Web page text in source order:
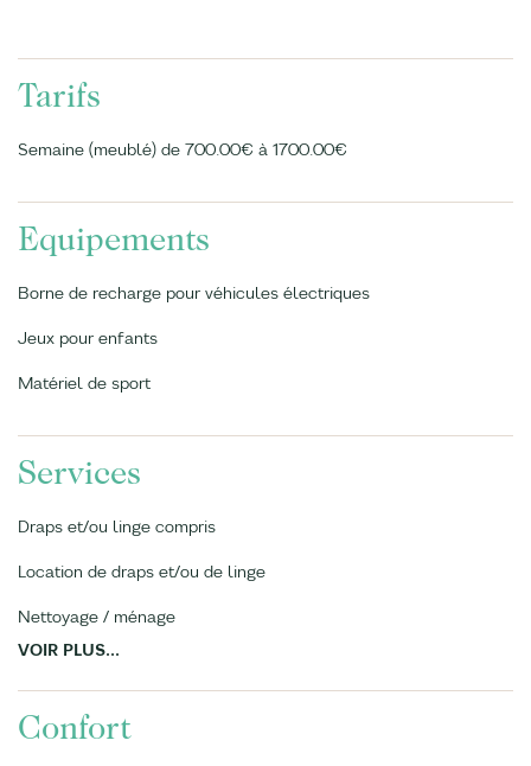
Tarifs
Semaine (meublé) de 700.00€ à 1700.00€
Equipements
Borne de recharge pour véhicules électriques
Jeux pour enfants
Matériel de sport
Services
Draps et/ou linge compris
Location de draps et/ou de linge
Nettoyage / ménage
VOIR PLUS...
Confort